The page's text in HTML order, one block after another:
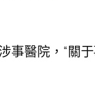
事醫院，“關